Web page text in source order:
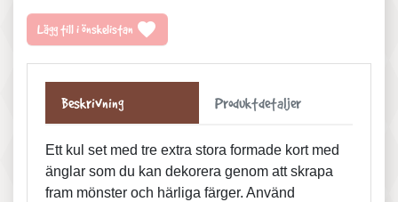
Lägg till i önskelistan favorite
Beskrivning Produktdetaljer
Ett kul set med tre extra stora formade kort med
änglar som du kan dekorera genom att skrapa
fram mönster och härliga färger. Använd